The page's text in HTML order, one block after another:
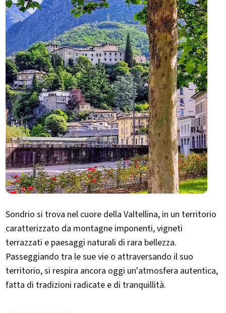
Sondrio si trova nel cuore della Valtellina, in un territorio
caratterizzato da montagne imponenti, vigneti
terrazzati e paesaggi naturali di rara bellezza.
Passeggiando tra le sue vie o attraversando il suo
territorio, si respira ancora oggi un'atmosfera autentica,
fatta di tradizioni radicate e di tranquillità.